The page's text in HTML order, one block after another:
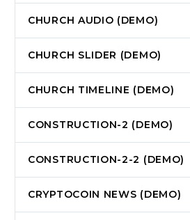
CHURCH AUDIO (DEMO)
CHURCH SLIDER (DEMO)
CHURCH TIMELINE (DEMO)
CONSTRUCTION-2 (DEMO)
CONSTRUCTION-2-2 (DEMO)
CRYPTOCOIN NEWS (DEMO)